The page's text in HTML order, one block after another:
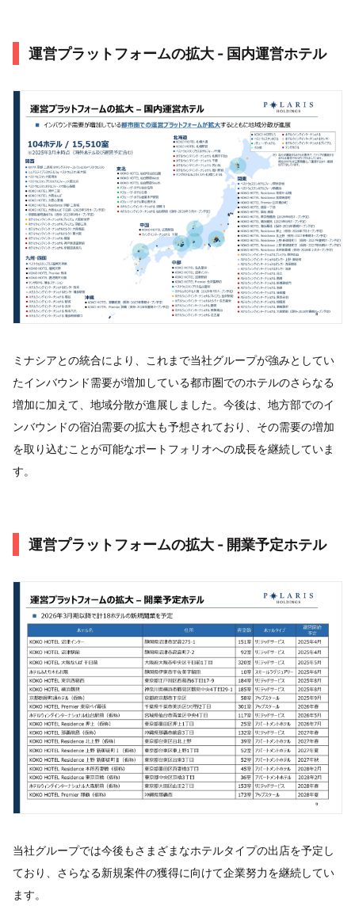
運営プラットフォームの拡大 - 国内運営ホテル
ミナシアとの統合により、これまで当社グループが強みとしてい
たインバウンド需要が増加している都市圏でのホテルのさらなる
増加に加えて、地域分散が進展しました。今後は、地方部でのイ
ンバウンドの宿泊需要の拡大も予想されており、その需要の増加
を取り込むことが可能なポートフォリオへの成長を継続していま
す。
運営プラットフォームの拡大 - 開業予定ホテル
当社グループでは今後もさまざまなホテルタイプの出店を予定し
ており、さらなる新規案件の獲得に向けて企業努力を継続してい
ます。